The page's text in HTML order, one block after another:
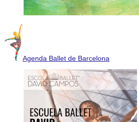
Agenda Ballet de Barcelona